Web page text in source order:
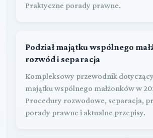
Praktyczne porady prawne.
Podział majątku wspólnego
rozwód i separacja
Kompleksowy przewodnik dotyczący
majątku wspólnego małżonków w
Procedury rozwodowe, separacja,
porady prawne i aktualne przepisy.